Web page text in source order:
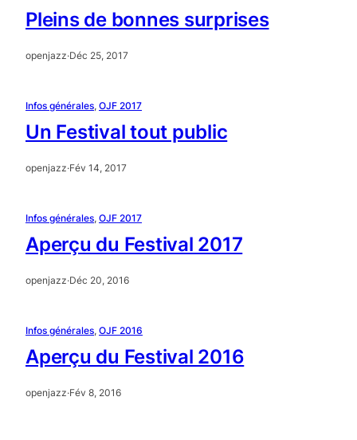
Pleins de bonnes surprises
openjazz·Déc 25, 2017
Infos générales, OJF 2017
Un Festival tout public
openjazz·Fév 14, 2017
Infos générales, OJF 2017
Aperçu du Festival 2017
openjazz·Déc 20, 2016
Infos générales, OJF 2016
Aperçu du Festival 2016
openjazz·Fév 8, 2016